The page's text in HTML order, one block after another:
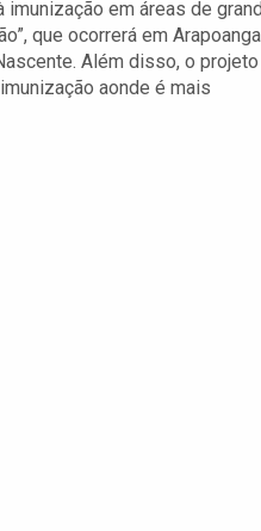
em áreas de
que ocorrerá em
Além disso, o projeto
aonde é mais